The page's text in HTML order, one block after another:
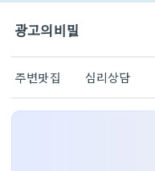
광고의비밀
주변맛집 심리상담